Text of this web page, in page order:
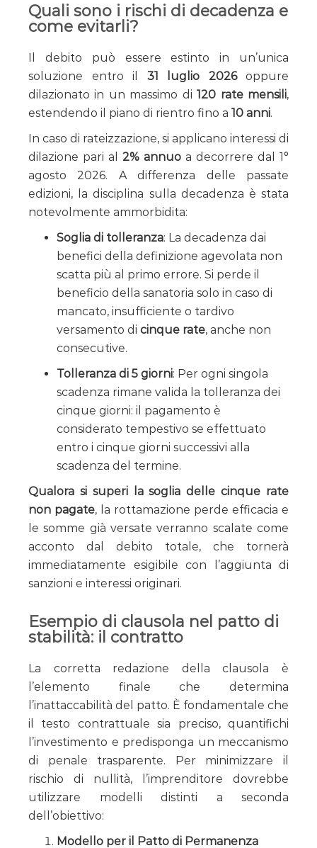
Quali sono i rischi di decadenza e
come evitarli?
Il debito può essere estinto in un’unica
soluzione entro il 31 luglio 2026oppure
dilazionato in un massimo di120 rate mensili,
estendendo il piano di rientro fino a 10 anni.
In caso di rateizzazione, si applicano interessi di
dilazione pari al 2% annuo a decorrere dal 1°
agosto 2026. A differenza delle passate
edizioni, la disciplina sulla decadenza è stata
notevolmente ammorbidita:
Soglia di tolleranza: La decadenza dai
benefici della definizione agevolata non
scatta più al primo errore. Si perde il
beneficio della sanatoria solo in caso di
mancato, insufficiente o tardivo
versamento di cinque rate, anche non
consecutive.
Tolleranza di 5 giorni: Per ogni singola
scadenza rimane valida la tolleranza dei
cinque giorni: il pagamento è
considerato tempestivo se effettuato
entro i cinque giorni successivi alla
scadenza del termine.
Qualora si superi la soglia delle cinque rate
non pagate, la rottamazione perde efficacia e
le somme già versate verranno scalate come
acconto dal debito totale, che tornerà
immediatamente esigibile con l’aggiunta di
sanzioni e interessi originari.
Esempio di clausola nel patto di
stabilità: il contratto
La corretta redazione della clausola è
l’elemento finale che determina
l’inattaccabilità del patto. È fondamentale che
il testo contrattuale sia preciso, quantifichi
l’investimento e predisponga un meccanismo
di penale trasparente. Per minimizzare il
rischio di nullità, l’imprenditore dovrebbe
utilizzare modelli distinti a seconda
dell’obiettivo:
Modello per il Patto di Permanenza